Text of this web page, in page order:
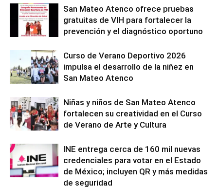
San Mateo Atenco ofrece pruebas
gratuitas de VIH para fortalecer la
prevención y el diagnóstico oportuno
Curso de Verano Deportivo 2026
impulsa el desarrollo de la niñez en
San Mateo Atenco
Niñas y niños de San Mateo Atenco
fortalecen su creatividad en el Curso
de Verano de Arte y Cultura
INE entrega cerca de 160 mil nuevas
credenciales para votar en el Estado
de México; incluyen QR y más medidas
de seguridad